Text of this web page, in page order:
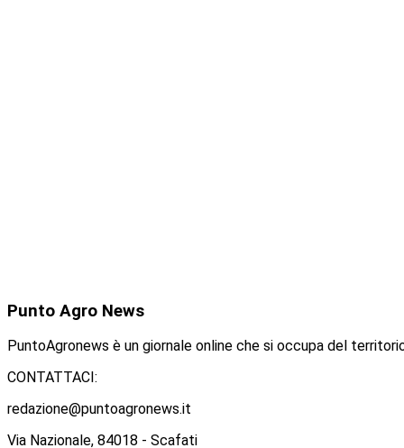
Punto Agro News
PuntoAgronews è un giornale online che si occupa del
CONTATTACI:
redazione@puntoagronews.it
Via Nazionale, 84018 - Scafati